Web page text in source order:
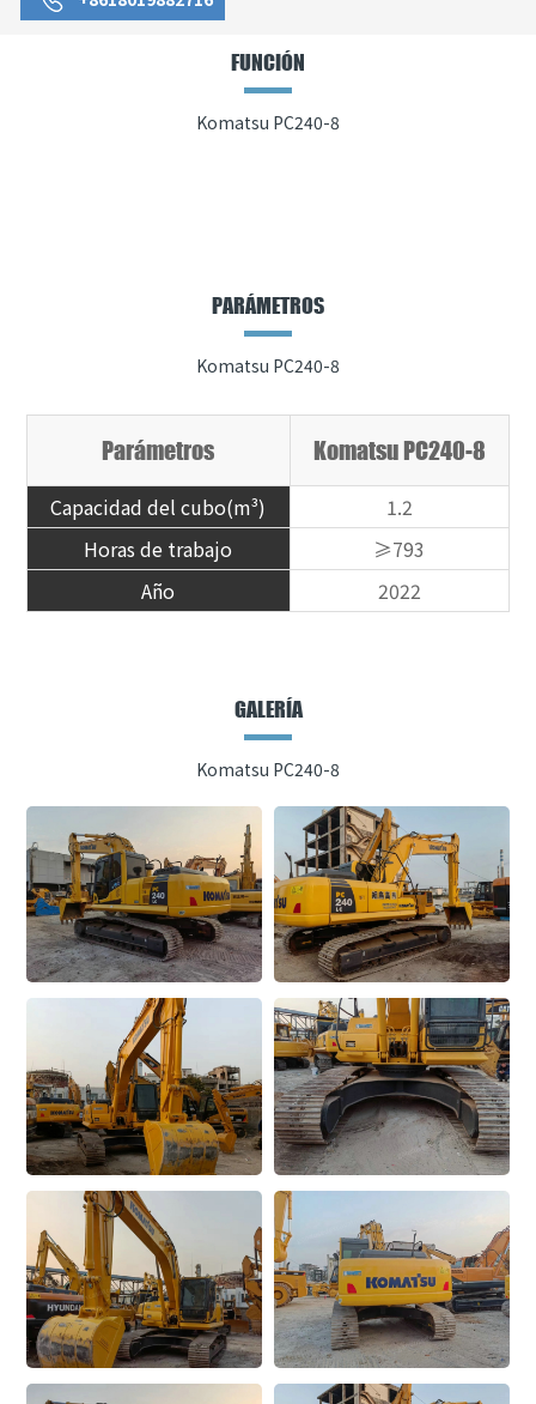
FUNCIÓN
Komatsu PC240-8
PARÁMETROS
Komatsu PC240-8
Parámetros
Komatsu PC240-8
Capacidad del cubo(m³)
1.2
Horas de trabajo
≥793
Año
2022
GALERÍA
Komatsu PC240-8